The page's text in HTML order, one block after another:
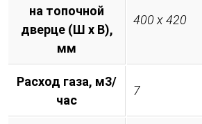
на топочной
дверце (Ш х В),
мм
400 х 420
Расход газа, м3/
час
7